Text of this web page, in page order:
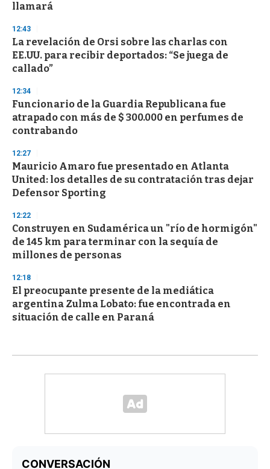
llamará
12:43
La revelación de Orsi sobre las charlas con
EE.UU. para recibir deportados: “Se juega de
callado”
12:34
Funcionario de la Guardia Republicana fue
atrapado con más de $ 300.000 en perfumes de
contrabando
12:27
Mauricio Amaro fue presentado en Atlanta
United: los detalles de su contratación tras dejar
Defensor Sporting
12:22
Construyen en Sudamérica un "río de hormigón"
de 145 km para terminar con la sequía de
millones de personas
12:18
El preocupante presente de la mediática
argentina Zulma Lobato: fue encontrada en
situación de calle en Paraná